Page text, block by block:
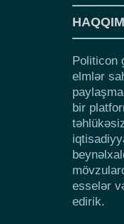
Politicon
elmlər
bir
esselər
edirik.